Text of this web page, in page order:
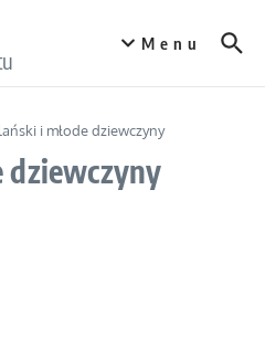
Menu
i młode dziewczyny
dziewczyny